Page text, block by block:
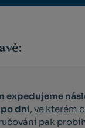
expedujeme
dni, ve kterém
pak